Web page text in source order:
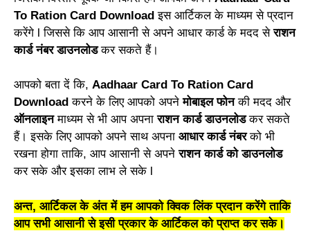
To Ration Card Download इस आर्टिकल के माध्यम से प्रदान
करेंगे l जिससे कि आप आसानी से अपने आधार कार्ड के मदद सेराशन
कार्ड नंबर डाउनलोडकर सकते हैं।
आपको बता दें कि, Aadhaar Card To Ration Card
Downloadकरने के लिए आपको अपनेमोबाइल फोनकी मदद और
ऑनलाइनमाध्यम से भी आप अपनाराशन कार्ड डाउनलोडकर सकते
हैं। इसके लिए आपको अपने साथ अपना आधार कार्ड नंबरको भी
रखना होगा ताकि, आप आसानी से अपनेराशन कार्ड को डाउनलोड
कर सके और इसका लाभ ले सके l
अन्त, आर्टिकल के अंत में हम आपको क्विक लिंक प्रदान करेंगे ताकि
आप सभी आसानी से इसी प्रकार के आर्टिकल को प्राप्त कर सके।